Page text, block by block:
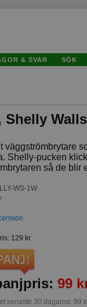
& SVAR SÖK
väggströmbrytare
Shelly-pucken
så de blir
WS-1W
: 129 kr
99
senaste 30 dagarna: 99